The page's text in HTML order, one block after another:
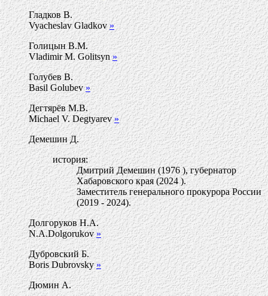
Гладков В.
Vyacheslav Gladkov»
Голицын В.М.
Vladimir M. Golitsyn»
Голубев В.
Basil Golubev»
Дегтярёв М.В.
Michael V. Degtyarev»
Демешин Д.
история:
Дмитрий Демешин (1976 ), губернатор
Хабаровского края (2024 ).
Заместитель генерального прокурора России
(2019 - 2024).
Долгоруков Н.А.
N.A.Dolgorukov»
Дубровский Б.
Boris Dubrovsky»
Дюмин А.